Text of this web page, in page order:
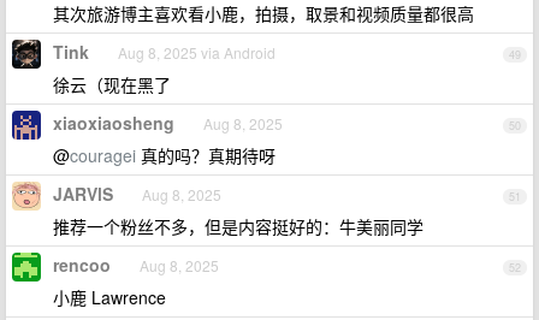
其次旅游博主喜欢看小鹿，拍摄，取景和视频质量都很高
49
Tink Aug 8, 2025 via Android
徐云（现在黑了
50
xiaoxiaosheng Aug 8, 2025
@couragei 真的吗？真期待呀
51
JARVlS Aug 8, 2025
推荐一个粉丝不多，但是内容挺好的：牛美丽同学
52
rencoo Aug 8, 2025
小鹿 Lawrence